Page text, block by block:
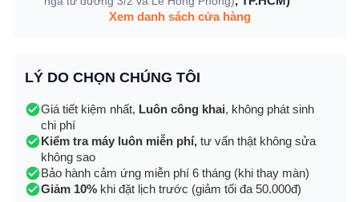
Xem danh sách cửa hàng
LÝ DO CHỌN CHÚNG TÔI
Giá tiết kiệm nhất, Luôn công khai, không phát sinh
chi phí
Kiểm tra máy luôn miễn phí, tư vấn thật không sửa
không sao
Bảo hành cảm ứng miễn phí 6 tháng (khi thay màn)
Giảm 10% khi đặt lịch trước (giảm tối đa 50.000đ)